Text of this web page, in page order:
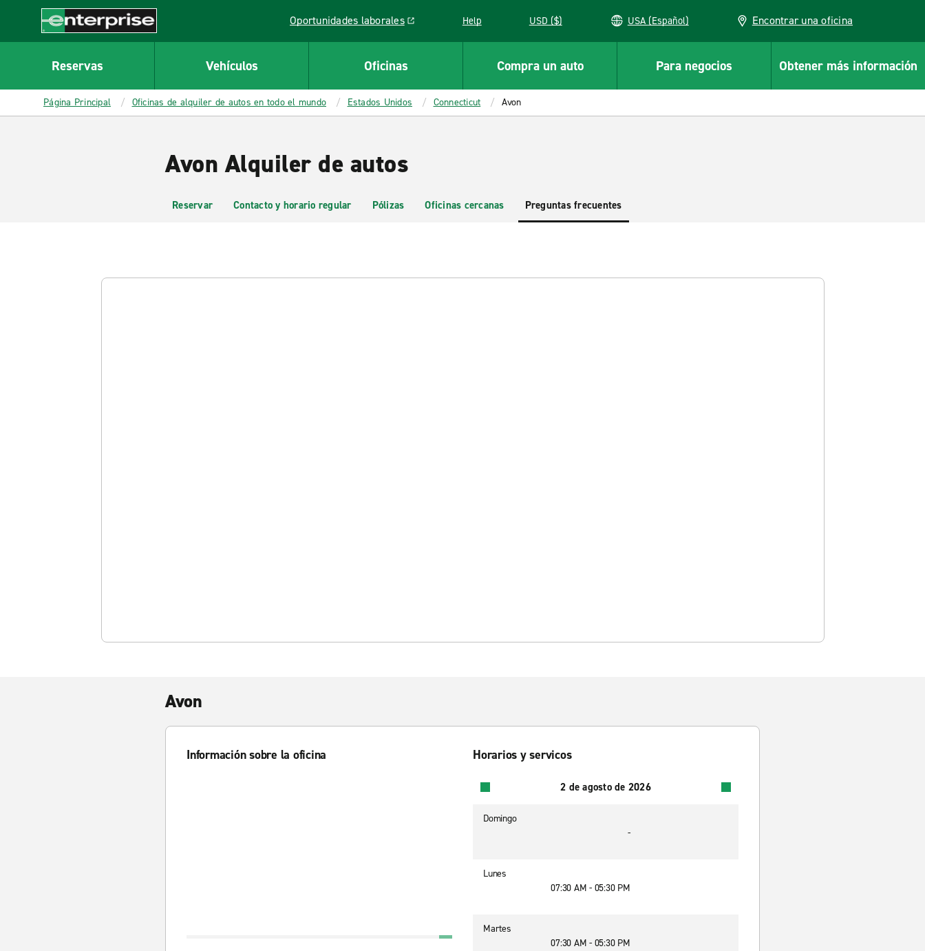
CONTENT
Enterprise
Oportunidades laborales
Link opens in a new window Help USD ($) USA (Español) Encontrar una oficina
Reservas Vehículos Oficinas Compra un auto Para negocios Obtener más información
Página Principal Oficinas de alquiler de autos en todo el mundo Estados Unidos Connecticut Avon
Avon Alquiler de autos
Reservar Contacto y horario regular Pólizas Oficinas cercanas Preguntas frecuentes
Avon
Información sobre la oficina Horarios y servicos
2 de agosto de 2026
Domingo
-
Lunes
07:30 AM - 05:30 PM
Martes
07:30 AM - 05:30 PM